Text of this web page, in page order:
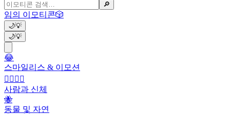
🔎
임의 이모티콘🎲
🌙💡
🌙💡
😂
스마일리스 & 이모션
👩‍❤️‍💋‍👨
사람과 신체
🐝
동물 및 자연